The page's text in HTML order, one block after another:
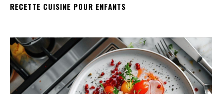
RECETTE CUISINE POUR ENFANTS